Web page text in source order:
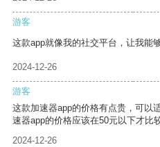
游客
这款app就像我的社交平台，让我能
2024-12-26
游客
这款加速器app的价格有点贵，可以
速器app的价格应该在50元以下才比
2024-12-26